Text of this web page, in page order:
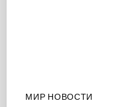
МИР НОВОСТИ